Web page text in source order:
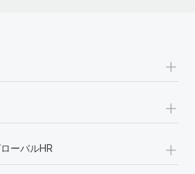
+
+
ーバルHR +